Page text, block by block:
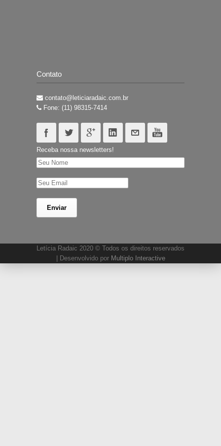
Contato
contato@leticiaradaic.com.br
Fone: (11) 98315-7414
Receba nossa newsletters!
Letícia Radaic 2020 © Todos os direitos reservados
| Desenvolvido por Multiplo Interactive